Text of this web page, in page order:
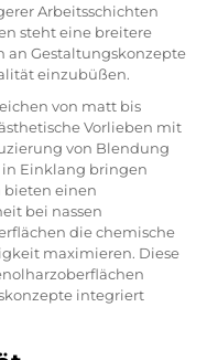
Arbeitsschichten
steht eine breitere
an Gestaltungskonzepte
einzubüßen.
von matt bis
Vorlieben mit
von Blendung
Einklang bringen
bieten einen
bei nassen
die chemische
maximieren. Diese
integriert